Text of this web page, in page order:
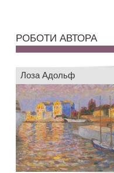
РОБОТИ АВТОРА
Лоза Адольф